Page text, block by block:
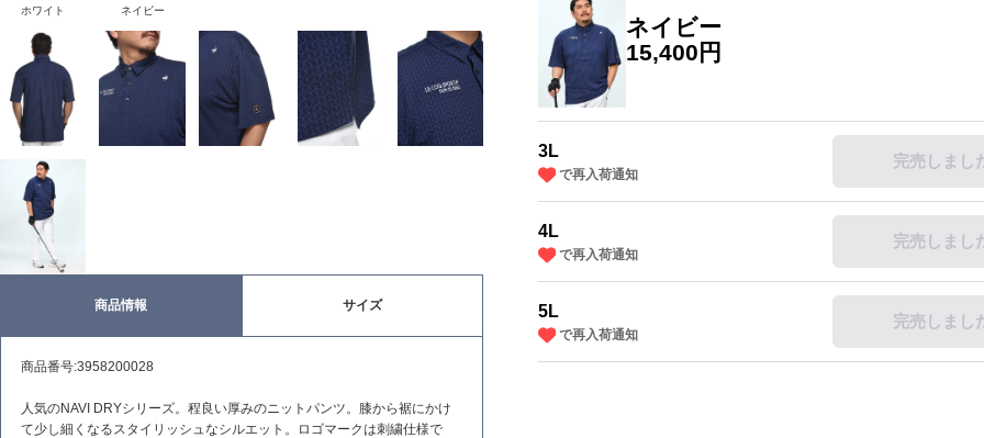
ネイビー
15,400円
3L
で再入荷通知
完売しまし
4L
で再入荷通知
完売しまし
5L
で再入荷通知
完売しまし
ホワイト ネイビー
商品情報 サイズ
商品番号:3958200028
人気のNAVI DRYシリーズ。程良い厚みのニットパンツ。膝から裾にかけ
て少し細くなるスタイリッシュなシルエット。ロゴマークは刺繍仕様で